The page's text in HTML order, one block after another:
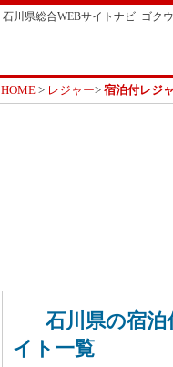
石川県総合WEBサイトナビ ゴク
HOME > レジャー> 宿泊付レジ
石川県の宿
イト一覧